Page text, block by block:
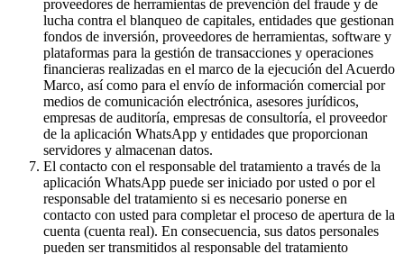
proveedores de herramientas de prevención del fraude y de
lucha contra el blanqueo de capitales, entidades que gestionan
fondos de inversión, proveedores de herramientas, software y
plataformas para la gestión de transacciones y operaciones
financieras realizadas en el marco de la ejecución del Acuerdo
Marco, así como para el envío de información comercial por
medios de comunicación electrónica, asesores jurídicos,
empresas de auditoría, empresas de consultoría, el proveedor
de la aplicación WhatsApp y entidades que proporcionan
servidores y almacenan datos.
El contacto con el responsable del tratamiento a través de la
aplicación WhatsApp puede ser iniciado por usted o por el
responsable del tratamiento si es necesario ponerse en
contacto con usted para completar el proceso de apertura de la
cuenta (cuenta real). En consecuencia, sus datos personales
pueden ser transmitidos al responsable del tratamiento